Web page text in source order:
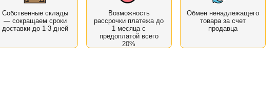
Собственные склады
— сокращаем сроки
доставки до 1-3 дней
Возможность
рассрочки платежа до
1 месяца с
предоплатой всего
20%
Обмен ненадлежащего
товара за счет
продавца